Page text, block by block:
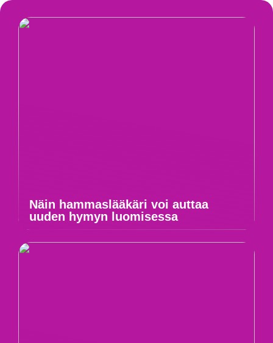
Näin hammaslääkäri voi auttaa
uuden hymyn luomisessa